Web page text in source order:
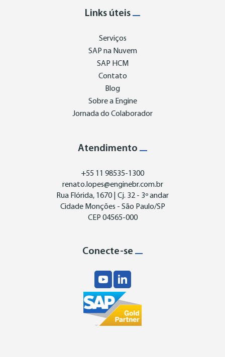
Links úteis
Serviços
SAP na Nuvem
SAP HCM
Contato
Blog
Sobre a Engine
Jornada do Colaborador
Atendimento
+55 11 98535-1300
renato.lopes@enginebr.com.br
Rua Flórida, 1670 | Cj. 32 - 3º andar
Cidade Monções - São Paulo/SP
CEP 04565-000
Conecte-se